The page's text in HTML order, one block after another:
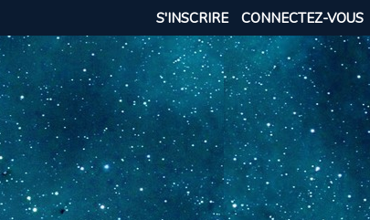
CONNECTEZ-VOUS
S'INSCRIRE